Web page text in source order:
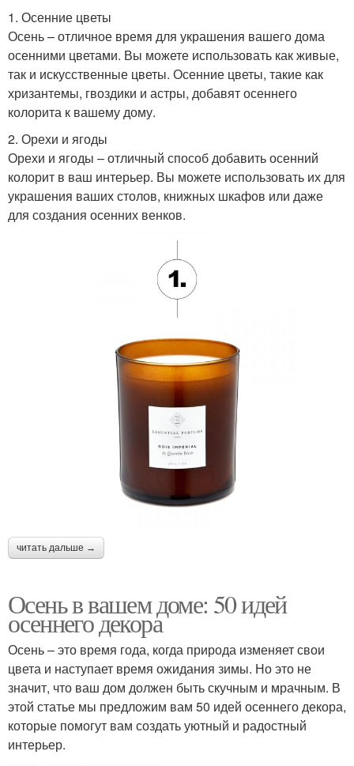
1. Осенние цветы
Осень – отличное время для украшения вашего дома
осенними цветами. Вы можете использовать как живые,
так и искусственные цветы. Осенние цветы, такие как
хризантемы, гвоздики и астры, добавят осеннего
колорита к вашему дому.
2. Орехи и ягоды
Орехи и ягоды – отличный способ добавить осенний
колорит в ваш интерьер. Вы можете использовать их для
украшения ваших столов, книжных шкафов или даже
для создания осенних венков.
читать дальше →
Осень в вашем доме: 50 идей
осеннего декора
Осень – это время года, когда природа изменяет свои
цвета и наступает время ожидания зимы. Но это не
значит, что ваш дом должен быть скучным и мрачным. В
этой статье мы предложим вам 50 идей осеннего декора,
которые помогут вам создать уютный и радостный
интерьер.